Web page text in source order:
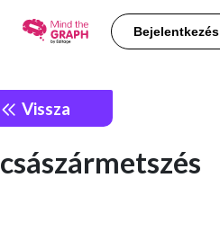
Bejelentkezés
Vissza
császármetszés